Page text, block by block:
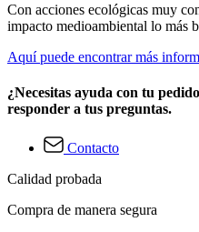
Con acciones ecológicas muy
impacto medioambiental lo más
Aquí puede encontrar más
¿Necesitas ayuda con tu
responder a tus preguntas.
Contacto
Calidad probada
Compra de manera segura